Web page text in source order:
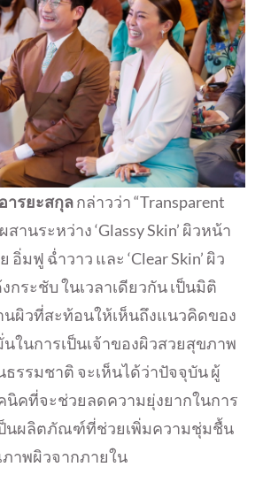
ารยะสกุลกล่าวว่า “Transparent
านระหว่าง ‘Glassy Skin’ ผิวหน้า
อิ่มฟู ฉ่ำวาว และ ‘Clear Skin’ ผิว
กระชับ ในเวลาเดียวกัน เป็นมิติ
นผิวที่สะท้อนให้เห็นถึงแนวคิดของ
ในการเป็นเจ้าของผิวสวยสุขภาพ
ธรรมชาติ จะเห็นได้ว่าปัจจุบัน ผู้
นิคที่จะช่วยลดความยุ่งยากในการ
ป็นผลิตภัณฑ์ที่ช่วยเพิ่มความชุ่มชื้น
าพผิวจากภายใน